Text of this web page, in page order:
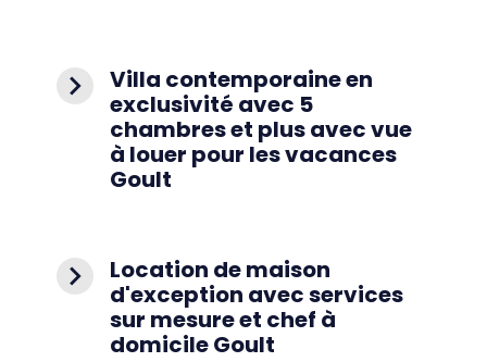
navigate_next Villa contemporaine en
exclusivité avec 5
chambres et plus avec vue
à louer pour les vacances
Goult
navigate_next Location de maison
d'exception avec services
sur mesure et chef à
domicile Goult